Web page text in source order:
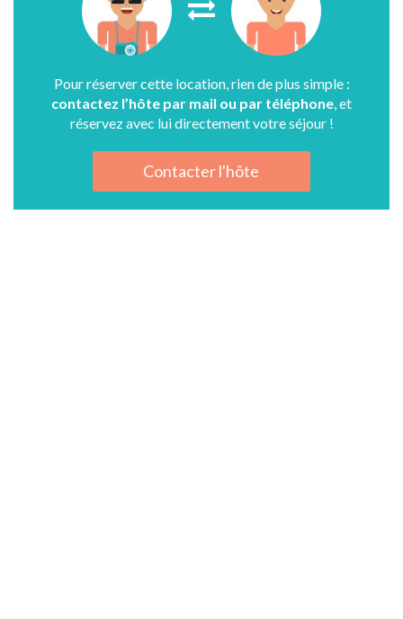
Pour réserver cette location, rien de plus simple :
contactez l’hôte par mail ou par téléphone , et
réservez avec lui directement votre séjour !
Contacter l'hôte